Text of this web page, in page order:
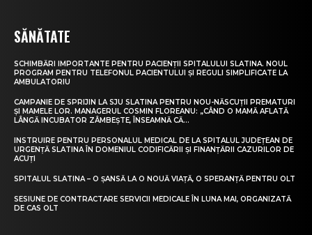
SĂNĂTATE
SCHIMBĂRI IMPORTANTE PENTRU PACIENȚII SPITALULUI SLATINA. NOUL
PROGRAM PENTRU TELEFONUL PACIENTULUI ȘI REGULI SIMPLIFICATE LA
AMBULATORIU
CAMPANIE DE SPRIJIN LA SJU SLATINA PENTRU NOU-NĂSCUȚII PREMATURI
ȘI MAMELE LOR. MANAGERUL COSMIN FLOREANU: „CÂND O MAMĂ AFLATĂ
LÂNGĂ INCUBATOR ZÂMBEȘTE, ÎNSEAMNĂ CĂ...
INSTRUIRE PENTRU PERSONALUL MEDICAL DE LA SPITALUL JUDEȚEAN DE
URGENȚĂ SLATINA ÎN DOMENIUL CODIFICĂRII ȘI FINANȚĂRII CAZURILOR DE
ACUȚI
SPITALUL SLATINA – O ȘANSĂ LA O NOUĂ VIAȚĂ, O SPERANȚĂ PENTRU OLT
SESIUNE DE CONTRACTARE SERVICII MEDICALE ÎN LUNA MAI, ORGANIZATĂ
DE CAS OLT